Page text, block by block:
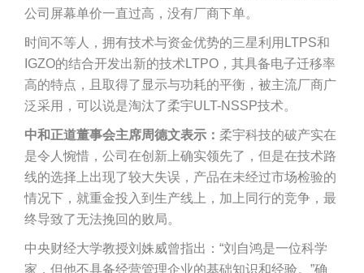
公司屏幕单价一直过高，没有厂商下单。
时间不等人，拥有技术与资金优势的三星利用LTPS和
IGZO的结合开发出新的技术LTPO，其具备电子迁移率
高的特点，且取得了显示与功耗的平衡，被主流厂商广
泛采用，可以说是淘汰了柔宇ULT-NSSP技术。
中和正道董事会主席周德文表示： 柔宇科技的破产实在
是令人惋惜，公司在创新上确实领先了，但是在技术路
线的选择上出现了较大失误，产品在未经过市场检验的
情况下，就重金投入到生产线上，加上同行的竞争，最
终导致了无法挽回的败局。
中央财经大学教授刘姝威曾指出：“刘自鸿是一位科学
家，但他不具备经营管理企业的基础知识和经验。”确